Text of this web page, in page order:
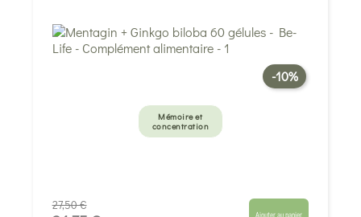
-10%
Mémoire et
concentration
27,50 €
Ajouter au panier